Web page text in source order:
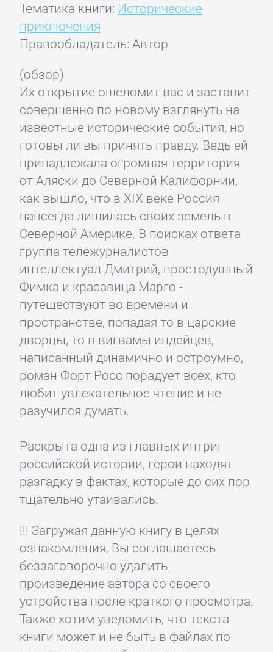
Тематика книги: Исторические
приключения
Правообладатель: Автор
(обзор)
Их открытие ошеломит вас и заставит
совершенно по-новому взглянуть на
известные исторические события, но
готовы ли вы принять правду. Ведь ей
принадлежала огромная территория
от Аляски до Северной Калифорнии,
как вышло, что в XIX веке Россия
навсегда лишилась своих земель в
Северной Америке. В поисках ответа
группа тележурналистов -
интеллектуал Дмитрий, простодушный
Фимка и красавица Марго -
путешествуют во времени и
пространстве, попадая то в царские
дворцы, то в вигвамы индейцев,
написанный динамично и остроумно,
роман Форт Росс порадует всех, кто
любит увлекательное чтение и не
разучился думать.
Раскрыта одна из главных интриг
российской истории, герои находят
разгадку в фактах, которые до сих пор
тщательно утаивались.
!!! Загружая данную книгу в целях
ознакомления, Вы соглашаетесь
беззаговорочно удалить
произведение автора со своего
устройства после краткого просмотра.
Также хотим уведомить, что текста
книги может и не быть в файлах по